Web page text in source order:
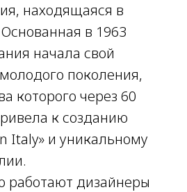
находящаяся в
в 1963
начала свой
поколения,
которого через 60
к созданию
Italy» и уникальному
работают дизайнеры